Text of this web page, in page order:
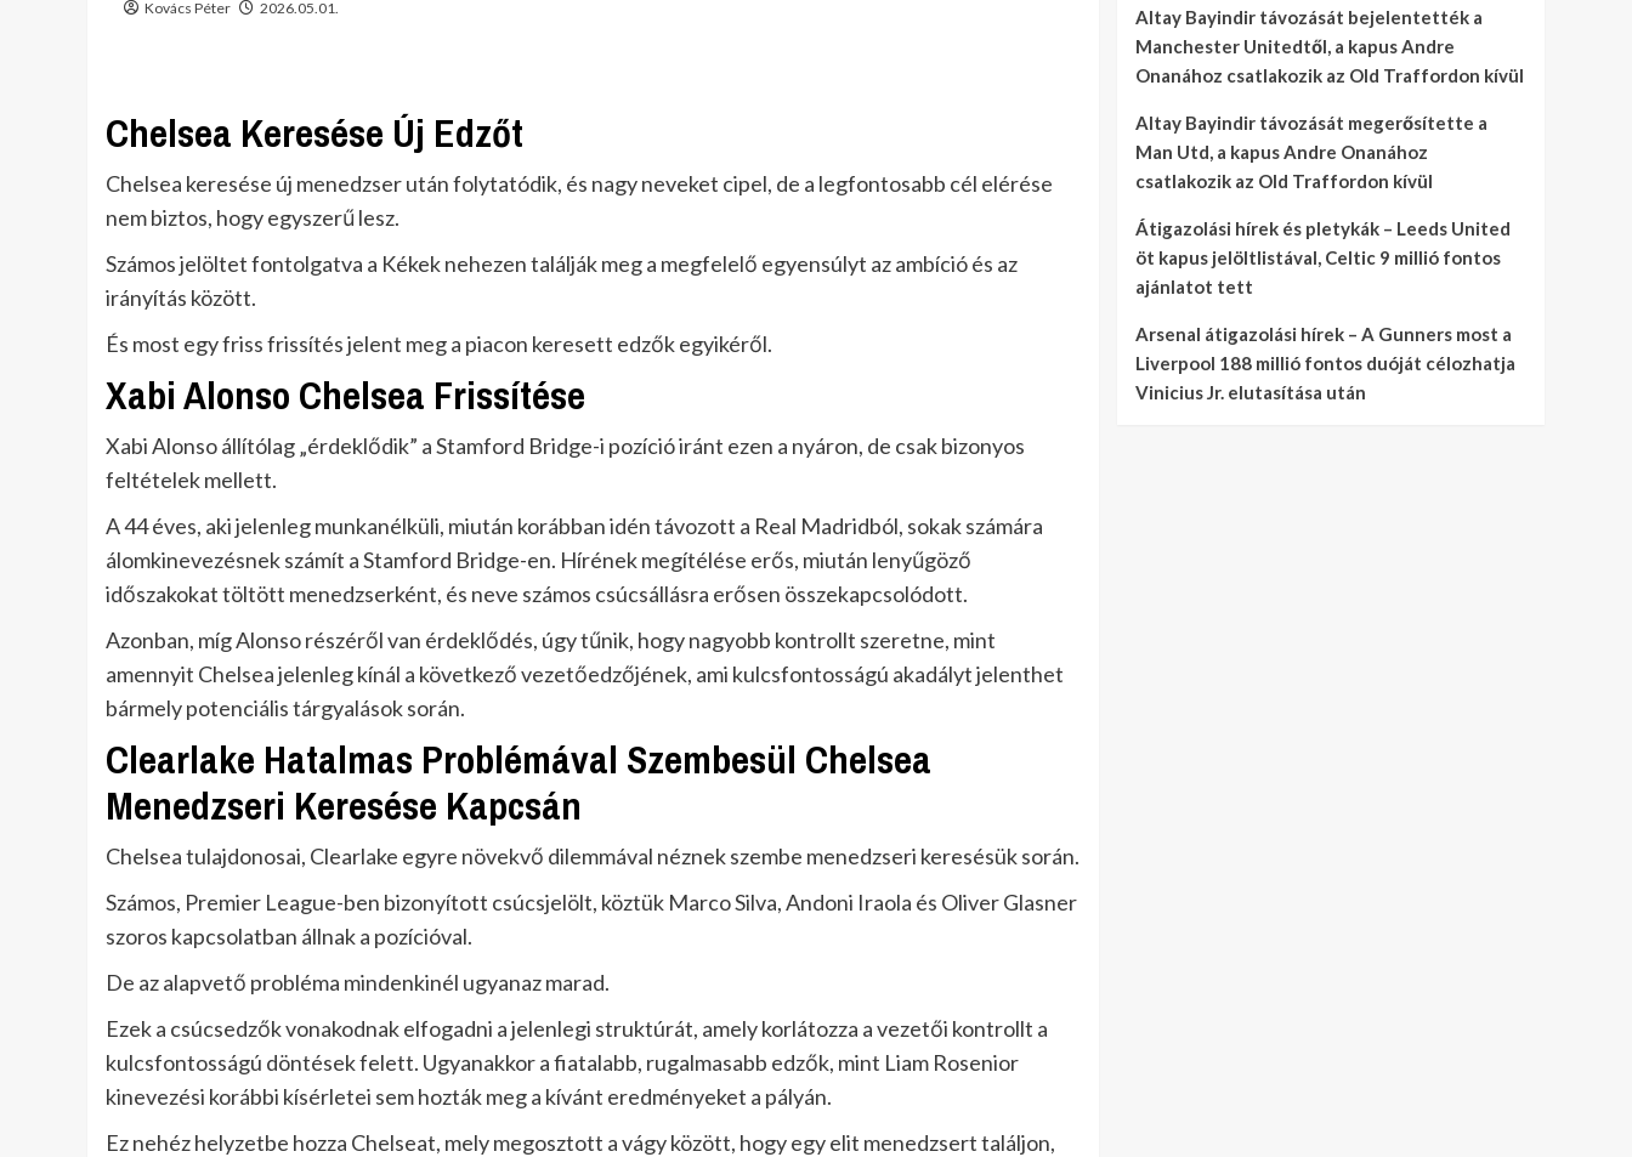
Kovács Péter 2026.05.01.
Chelsea Keresése Új Edzőt
Chelsea keresése új menedzser után folytatódik, és nagy neveket cipel, de a legfontosabb cél elérése
nem biztos, hogy egyszerű lesz.
Számos jelöltet fontolgatva a Kékek nehezen találják meg a megfelelő egyensúlyt az ambíció és az
irányítás között.
És most egy friss frissítés jelent meg a piacon keresett edzők egyikéről.
Xabi Alonso Chelsea Frissítése
Xabi Alonso állítólag „érdeklődik” a Stamford Bridge-i pozíció iránt ezen a nyáron, de csak bizonyos
feltételek mellett.
A 44 éves, aki jelenleg munkanélküli, miután korábban idén távozott a Real Madridból, sokak számára
álomkinevezésnek számít a Stamford Bridge-en. Hírének megítélése erős, miután lenyűgöző
időszakokat töltött menedzserként, és neve számos csúcsállásra erősen összekapcsolódott.
Azonban, míg Alonso részéről van érdeklődés, úgy tűnik, hogy nagyobb kontrollt szeretne, mint
amennyit Chelsea jelenleg kínál a következő vezetőedzőjének, ami kulcsfontosságú akadályt jelenthet
bármely potenciális tárgyalások során.
Clearlake Hatalmas Problémával Szembesül Chelsea
Menedzseri Keresése Kapcsán
Chelsea tulajdonosai, Clearlake egyre növekvő dilemmával néznek szembe menedzseri keresésük során.
Számos, Premier League-ben bizonyított csúcsjelölt, köztük Marco Silva, Andoni Iraola és Oliver Glasner
szoros kapcsolatban állnak a pozícióval.
De az alapvető probléma mindenkinél ugyanaz marad.
Ezek a csúcsedzők vonakodnak elfogadni a jelenlegi struktúrát, amely korlátozza a vezetői kontrollt a
kulcsfontosságú döntések felett. Ugyanakkor a fiatalabb, rugalmasabb edzők, mint Liam Rosenior
kinevezési korábbi kísérletei sem hozták meg a kívánt eredményeket a pályán.
Ez nehéz helyzetbe hozza Chelseat, mely megosztott a vágy között, hogy egy elit menedzsert találjon,
Altay Bayindir távozását bejelentették a
Manchester Unitedtől, a kapus Andre
Onanához csatlakozik az Old Traffordon kívül
Altay Bayindir távozását megerősítette a
Man Utd, a kapus Andre Onanához
csatlakozik az Old Traffordon kívül
Átigazolási hírek és pletykák – Leeds United
öt kapus jelöltlistával, Celtic 9 millió fontos
ajánlatot tett
Arsenal átigazolási hírek – A Gunners most a
Liverpool 188 millió fontos duóját célozhatja
Vinicius Jr. elutasítása után